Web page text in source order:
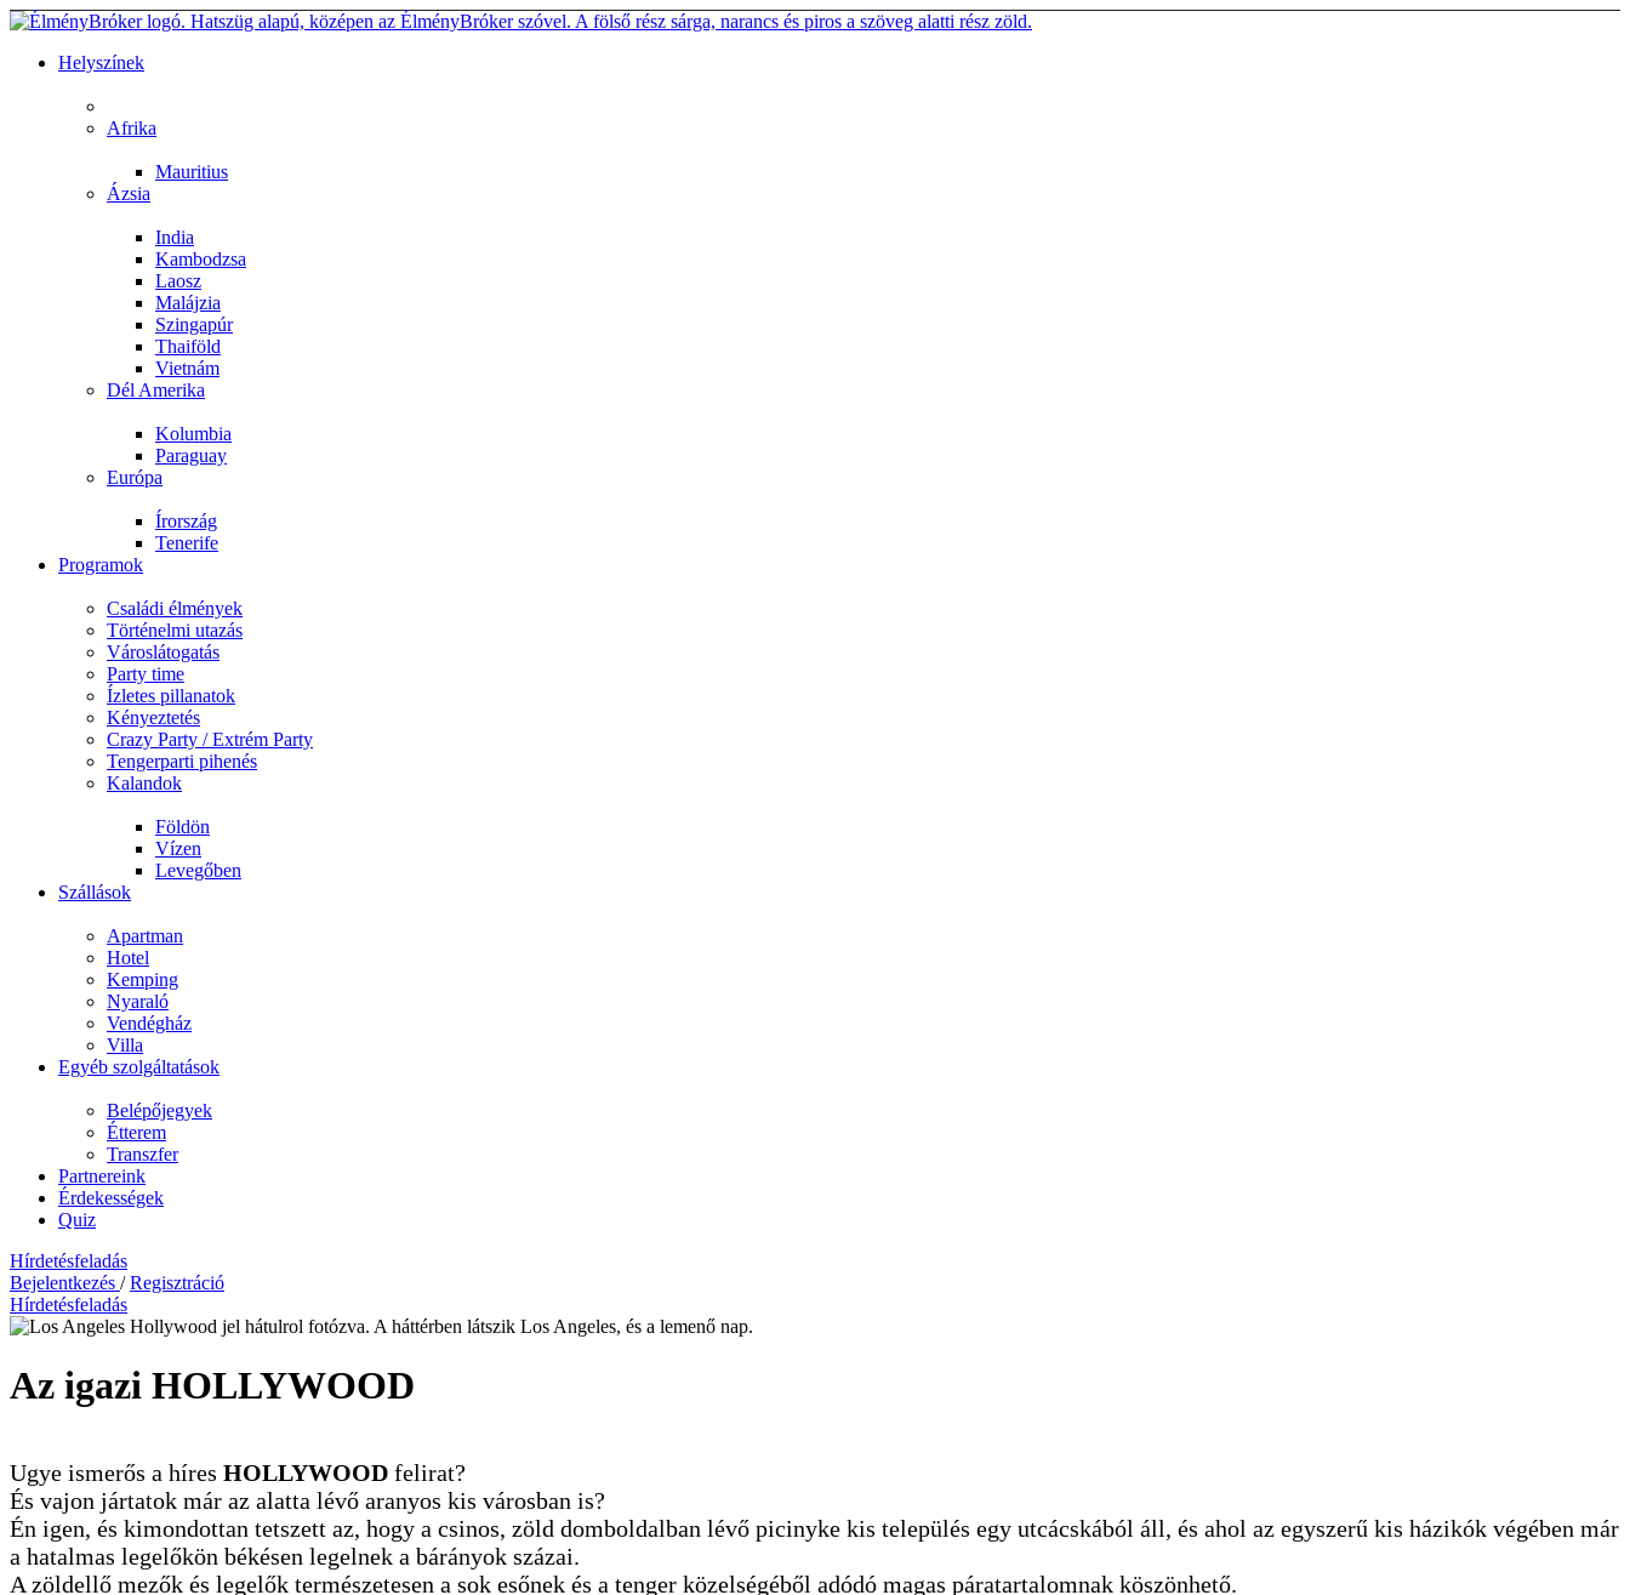
Helyszínek
Afrika
Mauritius
Ázsia
India
Kambodzsa
Laosz
Malájzia
Szingapúr
Thaiföld
Vietnám
Dél Amerika
Kolumbia
Paraguay
Európa
Írország
Tenerife
Programok
Családi élmények
Történelmi utazás
Városlátogatás
Party time
Ízletes pillanatok
Kényeztetés
Crazy Party / Extrém Party
Tengerparti pihenés
Kalandok
Földön
Vízen
Levegőben
Szállások
Apartman
Hotel
Kemping
Nyaraló
Vendégház
Villa
Egyéb szolgáltatások
Belépőjegyek
Étterem
Transzfer
Partnereink
Érdekességek
Quiz
Hírdetésfeladás
Bejelentkezés / Regisztráció
Hírdetésfeladás
Az igazi HOLLYWOOD
Ugye ismerős a híres HOLLYWOOD felirat?
És vajon jártatok már az alatta lévő aranyos kis városban is?
Én igen, és kimondottan tetszett az, hogy a csinos, zöld domboldalban lévő picinyke kis település egy utcácskából áll, és ahol az egyszerű kis házikók végében már
a hatalmas legelőkön békésen legelnek a bárányok százai.
A zöldellő mezők és legelők természetesen a sok esőnek és a tenger közelségéből adódó magas páratartalomnak köszönhető.